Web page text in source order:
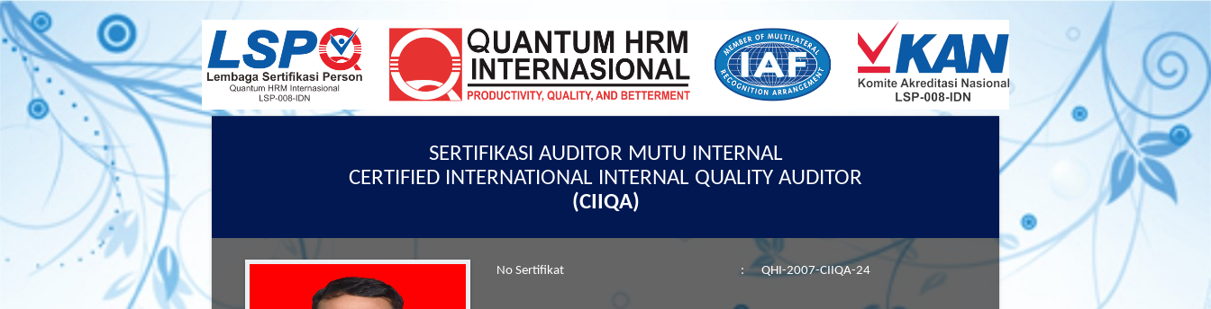
SERTIFIKASI AUDITOR MUTU INTERNAL
CERTIFIED INTERNATIONAL INTERNAL QUALITY AUDITOR
(CIIQA)
No Sertifikat : QHI-2007-CIIQA-24